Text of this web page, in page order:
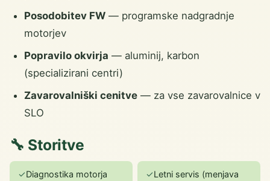
Posodobitev FW — programske nadgradnje
motorjev
Popravilo okvirja — aluminij, karbon
(specializirani centri)
Zavarovalniški cenitve — za vse zavarovalnice v
SLO
🔧 Storitve
✓Diagnostika motorja
✓Letni servis (menjava